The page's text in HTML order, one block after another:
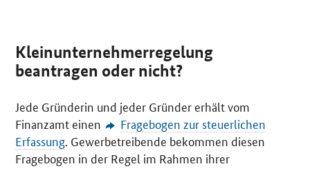
Kleinunternehmerregelung
beantragen oder nicht?
Jede Gründerin und jeder Gründer erhält vom
Finanzamt einen
Fragebogen zur steuerlichen
Erfassung . Gewerbetreibende bekommen diesen
Fragebogen in der Regel im Rahmen ihrer